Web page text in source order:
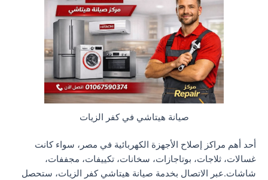
صيانة هيتاشي في كفر الزيات
أحد أهم مراكز إصلاح الأجهزة الكهربائية في مصر، سواء كانت
غسالات، ثلاجات، بوتاجازات، سخانات، تكييفات، مجففات،
شاشات.عبر الاتصال بخدمة صيانة هيتاشي كفر الزيات، ستحصل